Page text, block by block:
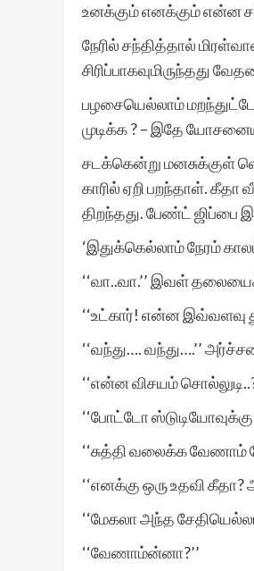
உனக்கும் எனக்கும் என்ன
நேரில் சந்தித்தால்
சிரிப்பாகவுமிருந்தது
பழசையெல்லாம்
முடிக்க ? – இதே
சடக்கென்று மனசுக்குள்
காரில் ஏறி பறந்தாள்.
திறந்தது. பேண்ட் ஜிப்பை
‘இதுக்கெல்லாம் நேரம்
‘‘வா..வா.’’ இவள்
‘‘உட்கார்! என்ன இவ்வளவு
‘‘வந்து…. வந்து….’’
‘‘என்ன விசயம்
‘‘போட்டோ
‘‘சுத்தி வலைக்க வேணாம்
‘‘எனக்கு ஒரு உதவி
‘‘மேகலா அந்த
‘‘வேணாம்ன்னா?’’